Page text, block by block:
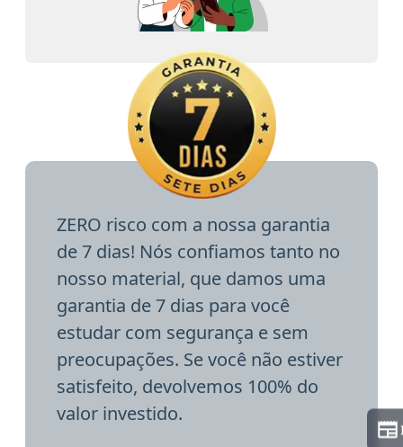
ZERO risco com a nossa garantia
de 7 dias! Nós confiamos tanto no
nosso material, que damos uma
garantia de 7 dias para você
estudar com segurança e sem
preocupações. Se você não estiver
satisfeito, devolvemos 100% do
valor investido.